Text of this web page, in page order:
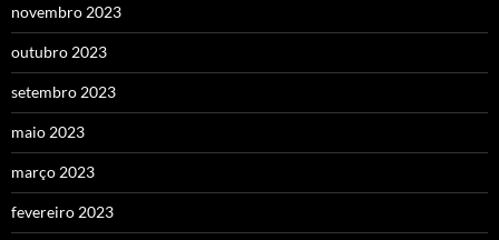
novembro 2023
outubro 2023
setembro 2023
maio 2023
março 2023
fevereiro 2023